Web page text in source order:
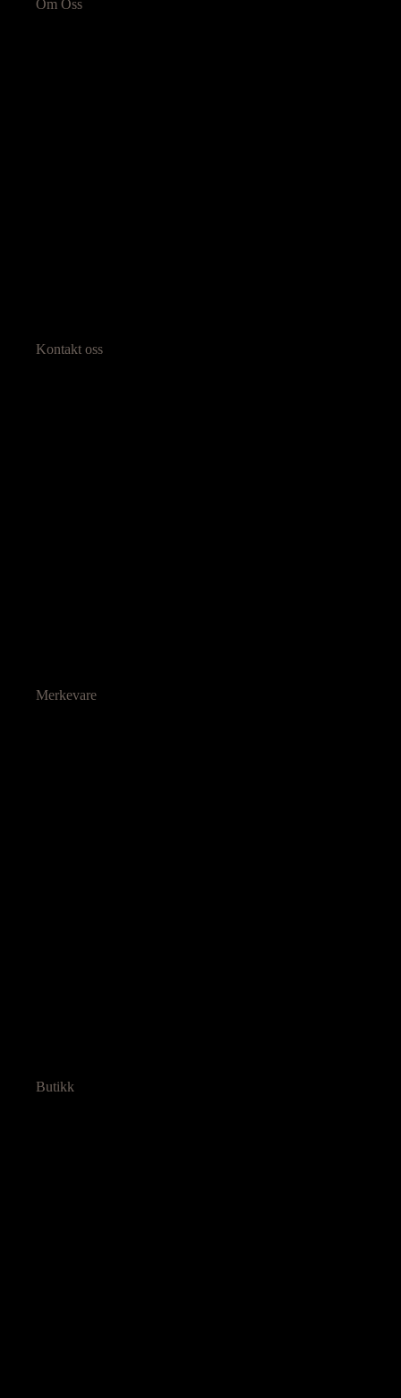
Om Oss
Kontakt oss
Merkevare
Butikk